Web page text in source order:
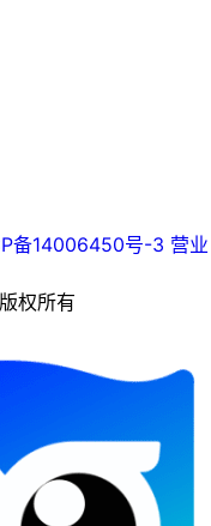
备14006450号-3 营业
权所有